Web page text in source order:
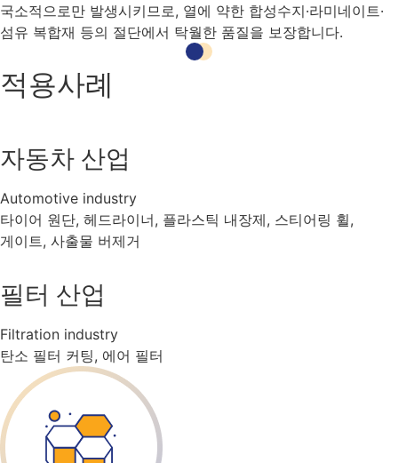
국소적으로만 발생시키므로, 열에 약한 합성수지·라미네이트·
섬유 복합재 등의 절단에서 탁월한 품질을 보장합니다.
적용사례
자동차 산업
Automotive industry
타이어 원단, 헤드라이너, 플라스틱 내장제, 스티어링 휠,
게이트, 사출물 버제거
필터 산업
Filtration industry
탄소 필터 커팅, 에어 필터